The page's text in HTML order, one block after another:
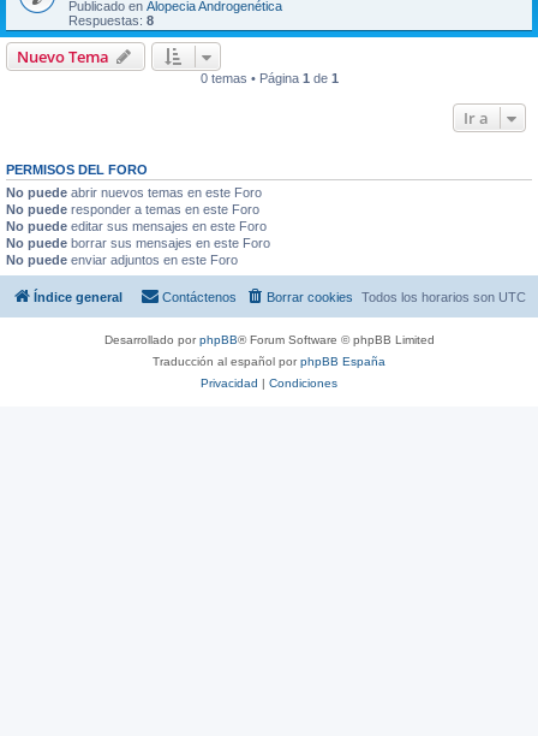
Publicado en Alopecia Androgenética
Respuestas: 8
Nuevo Tema
0 temas • Página 1 de 1
Ir a
PERMISOS DEL FORO
No puede abrir nuevos temas en este Foro
No puede responder a temas en este Foro
No puede editar sus mensajes en este Foro
No puede borrar sus mensajes en este Foro
No puede enviar adjuntos en este Foro
Índice general Todos los horarios son UTC
Borrar cookies
Contáctenos
Desarrollado porphpBB® Forum Software © phpBB Limited
Traducción al español porphpBB España
Privacidad | Condiciones